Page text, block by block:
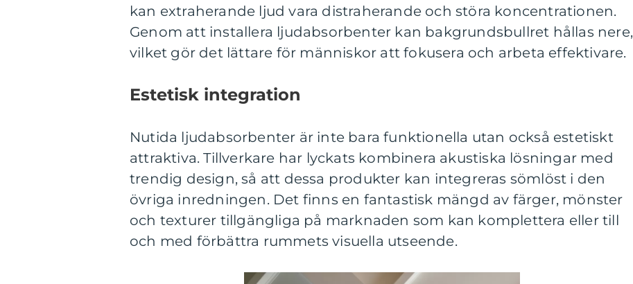
kan extraherande ljud vara distraherande och störa koncentrationen.
Genom att installera ljudabsorbenter kan bakgrundsbullret hållas nere,
vilket gör det lättare för människor att fokusera och arbeta effektivare.
Estetisk integration
Nutida ljudabsorbenter är inte bara funktionella utan också estetiskt
attraktiva. Tillverkare har lyckats kombinera akustiska lösningar med
trendig design, så att dessa produkter kan integreras sömlöst i den
övriga inredningen. Det finns en fantastisk mängd av färger, mönster
och texturer tillgängliga på marknaden som kan komplettera eller till
och med förbättra rummets visuella utseende.